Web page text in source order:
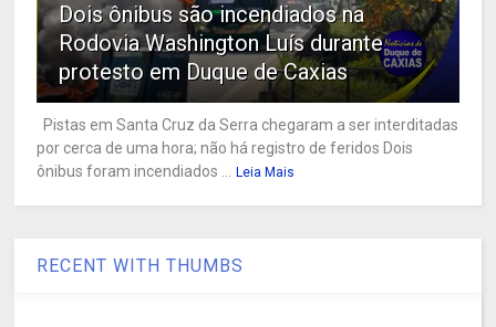
Dois ônibus são incendiados na
Rodovia Washington Luís durante
protesto em Duque de Caxias
Pistas em Santa Cruz da Serra chegaram a ser interditadas
por cerca de uma hora; não há registro de feridos Dois
ônibus foram incendiados ... Leia Mais
RECENT WITH THUMBS